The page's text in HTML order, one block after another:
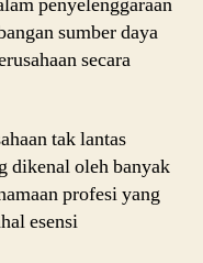
sumber daya
secara
tak lantas
dikenal oleh banyak
profesi yang
esensi